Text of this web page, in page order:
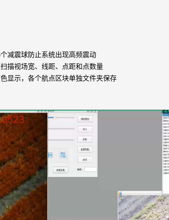
减震球防止系统出现高频震动
描视场宽、线距、点距和点数量
显示，各个航点区块单独文件夹保存